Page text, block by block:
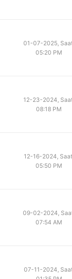
01-07-2025,
05:20 PM
12-23-2024,
08:18 PM
12-16-2024,
05:50 PM
09-02-2024,
07:54 AM
07-11-2024,